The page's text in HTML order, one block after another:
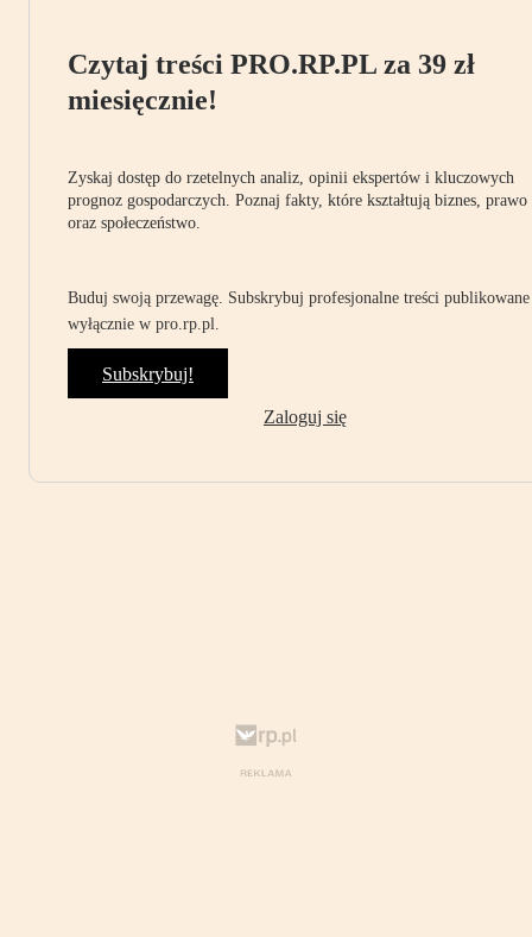
Czytaj treści PRO.RP.PL za 39 zł
miesięcznie!
Zyskaj dostęp do rzetelnych analiz, opinii ekspertów i kluczowych
prognoz gospodarczych. Poznaj fakty, które kształtują biznes, prawo
oraz społeczeństwo.
Buduj swoją przewagę. Subskrybuj profesjonalne treści publikowane
wyłącznie w pro.rp.pl.
Subskrybuj!
Zaloguj się